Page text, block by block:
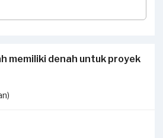
memiliki denah untuk proyek